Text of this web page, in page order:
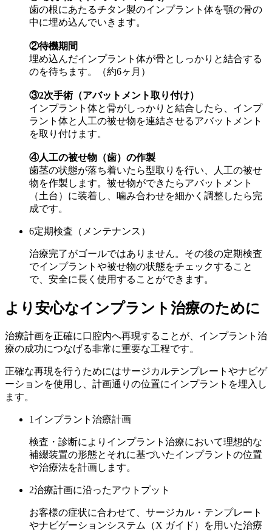
歯の根にあたるチタン製のインプラント体を顎の骨の
中に埋め込んでいきます。
②待機期間
埋め込んだインプラント体が骨としっかりと結合する
のを待ちます。（約6ヶ月）
③2次手術（アバットメント取り付け）
インプラント体と骨がしっかりと結合したら、インプ
ラント体と人工の被せ物を連結させるアバットメント
を取り付けます。
④人工の被せ物（歯）の作製
歯茎の状態が落ち着いたら型取りを行い、人工の被せ
物を作製します。被せ物ができたらアバットメント
（土台）に装着し、噛み合わせを細かく調整したら完
成です。
6定期検査（メンテナンス）
治療完了がゴールではありません。その後の定期検査
でインプラントや被せ物の状態をチェックすること
で、安全に長く使用することができます。
より安心なインプラント治療のために
治療計画を正確に口腔内へ再現することが、インプラント治
療の成功につなげる非常に重要な工程です。
正確な再現を行うためにはサージカルテンプレートやナビゲ
ーションを使用し、計画通りの位置にインプラントを埋入し
ます。
1 インプラント治療計画
検査・診断によりインプラント治療において理想的な
補綴装置の形態とそれに基づいたインプラントの位置
や治療法を計画します。
2治療計画に沿ったアウトプット
お客様の症状に合わせて、サージカル・テンプレート
やナビゲーションシステム（X ガイド）を用いた治療